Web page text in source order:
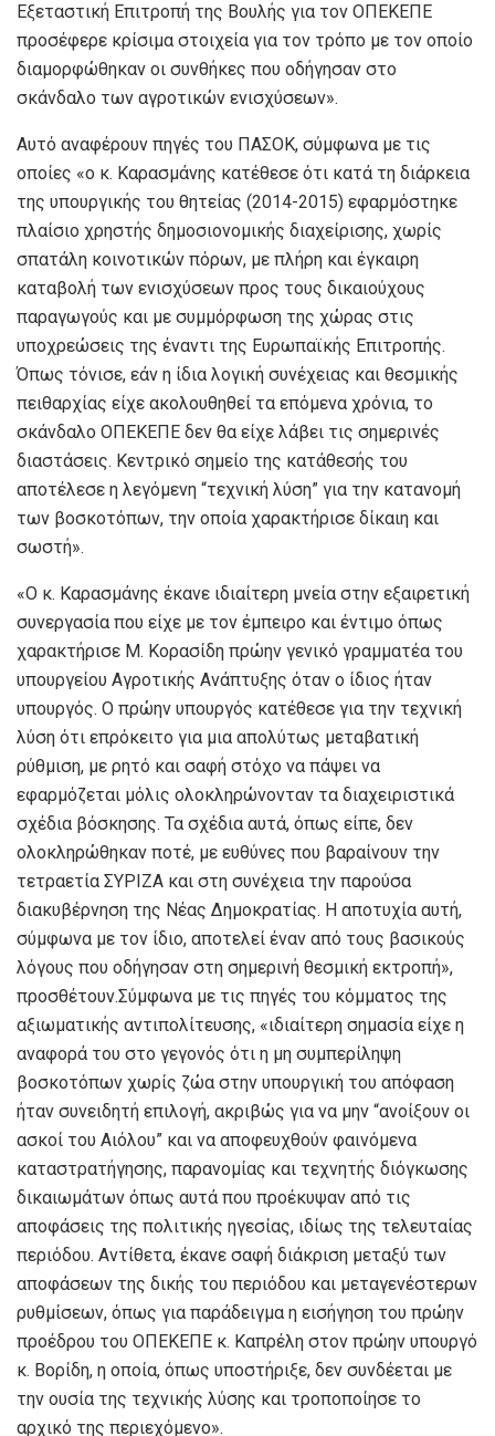
Εξεταστική Επιτροπή της Βουλής για τον ΟΠΕΚΕΠΕ
προσέφερε κρίσιμα στοιχεία για τον τρόπο με τον οποίο
διαμορφώθηκαν οι συνθήκες που οδήγησαν στο
σκάνδαλο των αγροτικών ενισχύσεων».
Αυτό αναφέρουν πηγές του ΠΑΣΟΚ, σύμφωνα με τις
οποίες «ο κ. Καρασμάνης κατέθεσε ότι κατά τη διάρκεια
της υπουργικής του θητείας (2014-2015) εφαρμόστηκε
πλαίσιο χρηστής δημοσιονομικής διαχείρισης, χωρίς
σπατάλη κοινοτικών πόρων, με πλήρη και έγκαιρη
καταβολή των ενισχύσεων προς τους δικαιούχους
παραγωγούς και με συμμόρφωση της χώρας στις
υποχρεώσεις της έναντι της Ευρωπαϊκής Επιτροπής.
Όπως τόνισε, εάν η ίδια λογική συνέχειας και θεσμικής
πειθαρχίας είχε ακολουθηθεί τα επόμενα χρόνια, το
σκάνδαλο ΟΠΕΚΕΠΕ δεν θα είχε λάβει τις σημερινές
διαστάσεις. Κεντρικό σημείο της κατάθεσής του
αποτέλεσε η λεγόμενη “τεχνική λύση” για την κατανομή
των βοσκοτόπων, την οποία χαρακτήρισε δίκαιη και
σωστή».
«Ο κ. Καρασμάνης έκανε ιδιαίτερη μνεία στην εξαιρετική
συνεργασία που είχε με τον έμπειρο και έντιμο όπως
χαρακτήρισε Μ. Κορασίδη πρώην γενικό γραμματέα του
υπουργείου Αγροτικής Ανάπτυξης όταν ο ίδιος ήταν
υπουργός. Ο πρώην υπουργός κατέθεσε για την τεχνική
λύση ότι επρόκειτο για μια απολύτως μεταβατική
ρύθμιση, με ρητό και σαφή στόχο να πάψει να
εφαρμόζεται μόλις ολοκληρώνονταν τα διαχειριστικά
σχέδια βόσκησης. Τα σχέδια αυτά, όπως είπε, δεν
ολοκληρώθηκαν ποτέ, με ευθύνες που βαραίνουν την
τετραετία ΣΥΡΙΖΑ και στη συνέχεια την παρούσα
διακυβέρνηση της Νέας Δημοκρατίας. Η αποτυχία αυτή,
σύμφωνα με τον ίδιο, αποτελεί έναν από τους βασικούς
λόγους που οδήγησαν στη σημερινή θεσμική εκτροπή»,
προσθέτουν.Σύμφωνα με τις πηγές του κόμματος της
αξιωματικής αντιπολίτευσης, «ιδιαίτερη σημασία είχε η
αναφορά του στο γεγονός ότι η μη συμπερίληψη
βοσκοτόπων χωρίς ζώα στην υπουργική του απόφαση
ήταν συνειδητή επιλογή, ακριβώς για να μην “ανοίξουν οι
ασκοί του Αιόλου” και να αποφευχθούν φαινόμενα
καταστρατήγησης, παρανομίας και τεχνητής διόγκωσης
δικαιωμάτων όπως αυτά που προέκυψαν από τις
αποφάσεις της πολιτικής ηγεσίας, ιδίως της τελευταίας
περιόδου. Αντίθετα, έκανε σαφή διάκριση μεταξύ των
αποφάσεων της δικής του περιόδου και μεταγενέστερων
ρυθμίσεων, όπως για παράδειγμα η εισήγηση του πρώην
προέδρου του ΟΠΕΚΕΠΕ κ. Καπρέλη στον πρώην υπουργό
κ. Βορίδη, η οποία, όπως υποστήριξε, δεν συνδέεται με
την ουσία της τεχνικής λύσης και τροποποίησε το
αρχικό της περιεχόμενο».